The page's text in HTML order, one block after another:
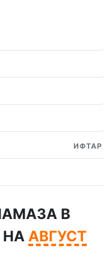
ИФТАР
В
АВГУСТ